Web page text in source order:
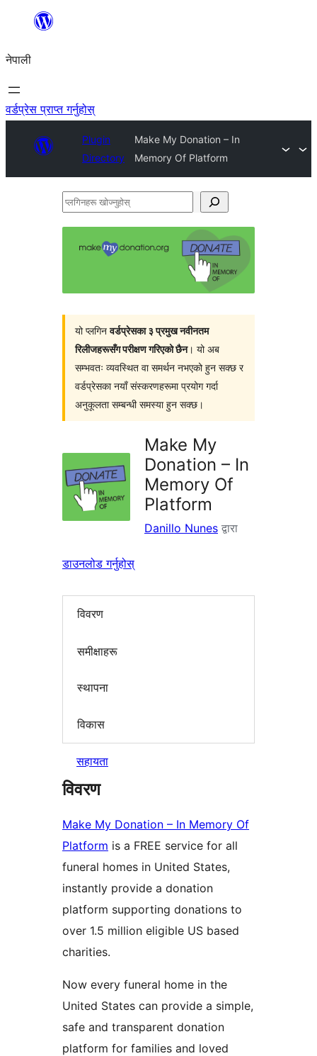
सामग्रीमा
नेपाली
वर्डप्रेस प्राप्त गर्नुहोस्
Plugin
Directory
Make My Donation – In
Memory Of Platform
प्लगिनहरू
यो प्लगिनवर्डप्रेसका ३ प्रमुख नवीनतम
रिलीजहरूसँग परीक्षण गरिएको छैन। यो अब
सम्भवतः व्यवस्थित वा समर्थन नभएको हुन सक्छ र
वर्डप्रेसका नयाँ संस्करणहरूमा प्रयोग गर्दा
अनुकूलता सम्बन्धी समस्या हुन सक्छ।
Make My
Donation – In
Memory Of
Platform
Danillo Nunes द्वारा
डाउनलोड गर्नुहोस्
विवरण
समीक्षाहरू
स्थापना
विकास
सहायता
विवरण
Make My Donation – In Memory Of
Platform is a FREE service for all
funeral homes in United States,
instantly provide a donation
platform supporting donations to
over 1.5 million eligible US based
charities.
Now every funeral home in the
United States can provide a simple,
safe and transparent donation
platform for families and loved